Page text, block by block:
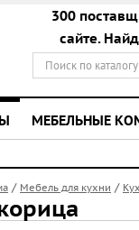
300
сайте.
МЕБЕЛЬНЫЕ
/ Мебель для кухни /